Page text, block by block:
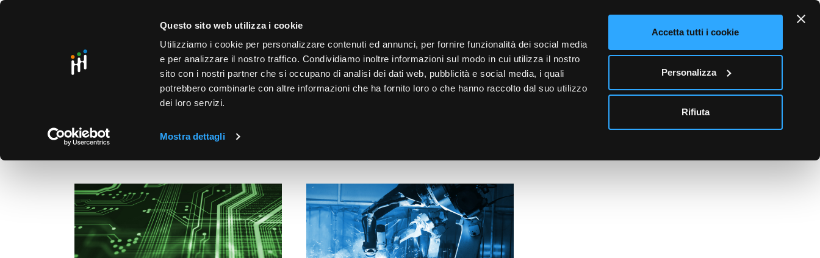
Questo sito web utilizza i cookie
Utilizziamo i cookie per personalizzare contenuti ed annunci, per fornire funzionalità dei social media
e per analizzare il nostro traffico. Condividiamo inoltre informazioni sul modo in cui utilizza il nostro
sito con i nostri partner che si occupano di analisi dei dati web, pubblicità e social media, i quali
potrebbero combinarle con altre informazioni che ha fornito loro o che hanno raccolto dal suo utilizzo
dei loro servizi.
Mostra dettagli
Accetta tutti i cookie
Personalizza
Rifiuta
text.skipToContent
text.skipToNavigation
SOLO 33 GIORNI PER ISCRIVERTI, SCARICA SUBITO QUI IL TUO BIGLIETTO
0
PUNTI VENDITA BUSINESS UNIT
HOME / BUSINESS UNIT